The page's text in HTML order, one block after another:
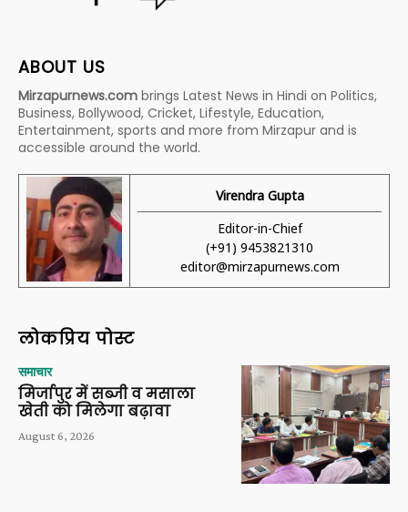
ABOUT US
Mirzapurnews.com brings Latest News in Hindi on Politics,
Business, Bollywood, Cricket, Lifestyle, Education,
Entertainment, sports and more from Mirzapur and is
accessible around the world.
Virendra Gupta
Editor-in-Chief
(+91) 9453821310
editor@mirzapurnews.com
लोकप्रिय पोस्ट
समाचार
मिर्जापुर में सब्जी व मसाला
खेती को मिलेगा बढ़ावा
August 6, 2026